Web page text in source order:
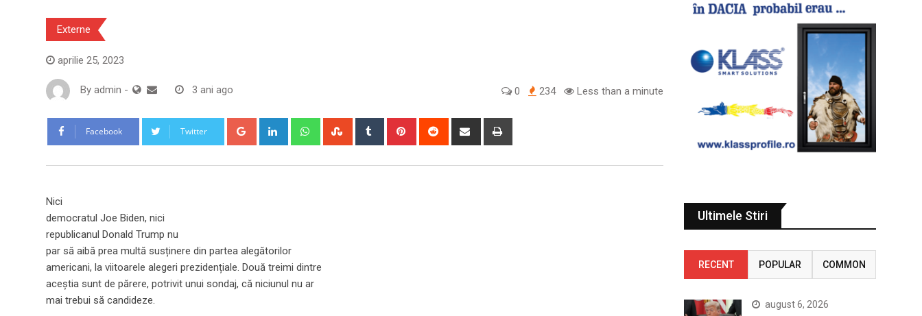
Externe
aprilie 25, 2023
By admin - 3 ani ago 0 234 Less than a minute
Facebook Twitter Google+ LinkedIn WhatsappStumbleUpon
Tumblr Pinterest Reddit
Share
Nici
democratul Joe Biden, nici
republicanul Donald Trump nu
par să aibă prea multă susținere din partea alegătorilor
americani, la viitoarele alegeri prezidențiale. Două treimi dintre
aceștia sunt de părere, potrivit unui sondaj, că niciunul nu ar
mai trebui să candideze.
Ultimele Stiri
RECENT POPULAR COMMON
august 6, 2026